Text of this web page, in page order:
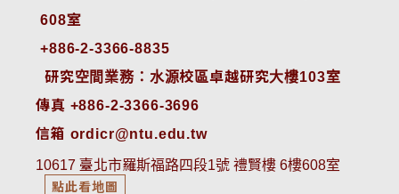
608室
+886-2-3366-8835
研究空間業務：水源校區卓越研究大樓103室
傳真 +886-2-3366-3696
信箱 ordicr@ntu.edu.tw
10617 臺北市羅斯福路四段1號 禮賢樓 6樓608室
點此看地圖